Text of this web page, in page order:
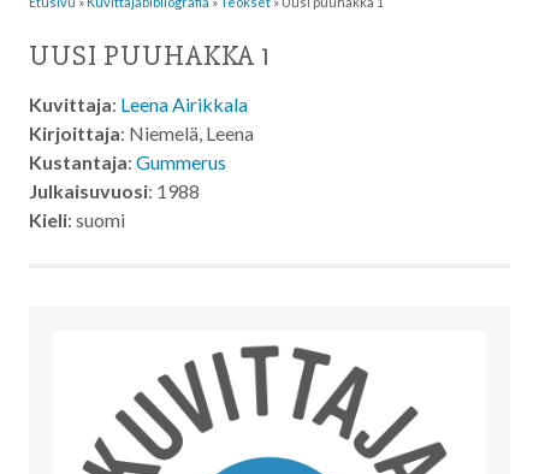
UUSI PUUHAKKA 1
Kuvittaja: Leena Airikkala
Kirjoittaja: Niemelä, Leena
Kustantaja: Gummerus
Julkaisuvuosi: 1988
Kieli: suomi